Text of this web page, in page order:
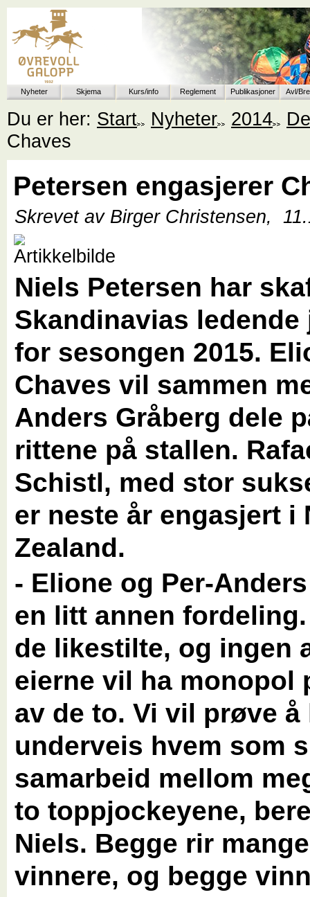
Nyheter Skjema Kurs/info Reglement Publikasjoner Avl/
Du er her: Start Nyheter 2014
Chaves
Petersen engasjerer
Skrevet av Birger Christensen,
Niels Petersen har
Skandinavias ledende
for sesongen 2015.
Chaves vil sammen
Anders Gråberg dele
rittene på stallen.
Schistl, med stor
er neste år engasjert i
Zealand.
- Elione og Per-
en litt annen
de likestilte, og ingen
eierne vil ha monopol
av de to. Vi vil prøve å
underveis hvem som
samarbeid mellom
to toppjockeyene,
Niels. Begge rir mange
vinnere, og begge